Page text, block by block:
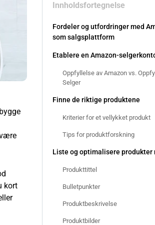
Innholdsfortegnelse
Fordeler og utfordringer med
som salgsplattform
Etablere en Amazon-
Oppfyllelse av Amazon vs.
Selger
Finne de riktige produktene
Kriterier for et vellykket produkt
Tips for produktforskning
Liste og optimalisere produkter
Produkttittel
Bulletpunkter
Produktbeskrivelse
Produktbilder
kort